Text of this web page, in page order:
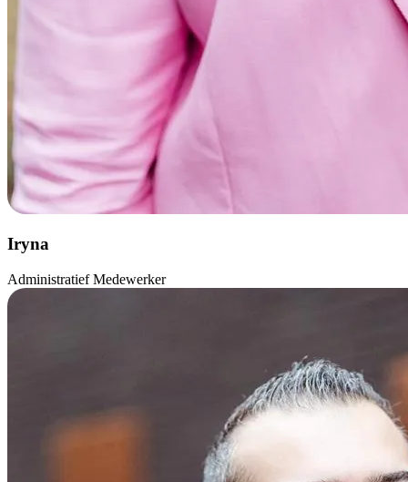
Iryna
Administratief Medewerker